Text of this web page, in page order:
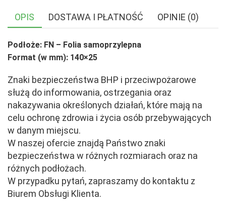
OPIS DOSTAWA I PŁATNOŚĆ OPINIE (0)
Podłoże: FN – Folia samoprzylepna
Format (w mm): 140×25
Znaki bezpieczeństwa BHP i przeciwpożarowe
służą do informowania, ostrzegania oraz
nakazywania określonych działań, które mają na
celu ochronę zdrowia i życia osób przebywających
w danym miejscu.
W naszej ofercie znajdą Państwo znaki
bezpieczeństwa w różnych rozmiarach oraz na
różnych podłożach.
W przypadku pytań, zapraszamy do kontaktu z
Biurem Obsługi Klienta.